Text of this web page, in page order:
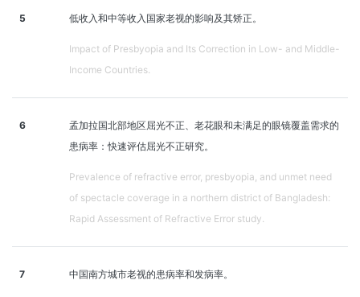
5 低收入和中等收入国家老视的影响及其矫正。
Impact of Presbyopia and Its Correction in Low- and Middle-
Income Countries.
6
孟加拉国北部地区屈光不正、老花眼和未满足的眼镜覆盖需求的
患病率：快速评估屈光不正研究。
Prevalence of refractive error, presbyopia, and unmet need
of spectacle coverage in a northern district of Bangladesh:
Rapid Assessment of Refractive Error study.
7 中国南方城市老视的患病率和发病率。